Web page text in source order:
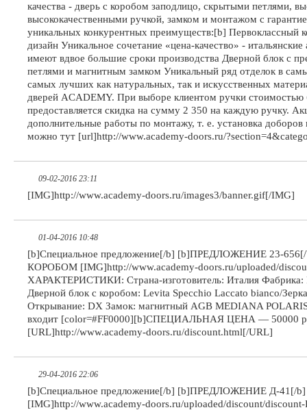
качества - дверь с коробом заподлицо, скрытыми петлями,
высококачественными ручкой, замком и монтажом с
уникальных конкурентных преимуществ:[b] Первоклассный
дизайн Уникальное сочетание «цена-качество» -
имеют вдвое большие сроки производства Дверной блок с
петлями и магнитным замком Уникальный ряд отделок в
самых лучших как натуральных, так и искусственных
дверей ACADEMY. При выборе клиентом ручки стоимостью
предоставляется скидка на сумму 2 350 на каждую ручку.
дополнительные работы по монтажу, т. е. установка
можно тут [url]http://www.academy-doors.ru/
09-02-2016 23:11
[IMG]http://www.academy-doors.ru/images3/banner.gif[/IMG]
01-04-2016 10:48
[b]Специальное предложение[/b] [b]ПРЕДЛОЖЕНИЕ 23-
КОРОБОМ [IMG]http://www.academy-doors.ru/uploaded/
ХАРАКТЕРИСТИКИ: Страна-изготовитель: Италия Фабрика:
Дверной блок с коробом: Levita Specchio Laccato bianco/
Открывание: DX Замок: магнитный AGB MEDIANA
входит [color=#FF0000][b]СПЕЦИАЛЬНАЯ ЦЕНА — 50000
[URL]http://www.academy-doors.ru/discount.html[/URL]
29-04-2016 22:06
[b]Специальное предложение[/b] [b]ПРЕДЛОЖЕНИЕ Д-
[IMG]http://www.academy-doors.ru/uploaded/discount/